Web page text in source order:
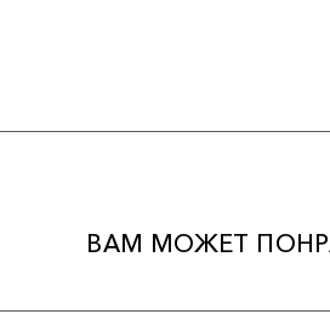
ВАМ МОЖЕТ